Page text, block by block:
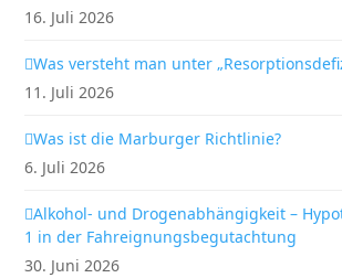
16. Juli 2026
Was versteht man unter
11. Juli 2026
Was ist die Marburger Richtlinie?
6. Juli 2026
Alkohol- und Drogenabhängigkeit –
1 in der Fahreignungsbegutachtung
30. Juni 2026